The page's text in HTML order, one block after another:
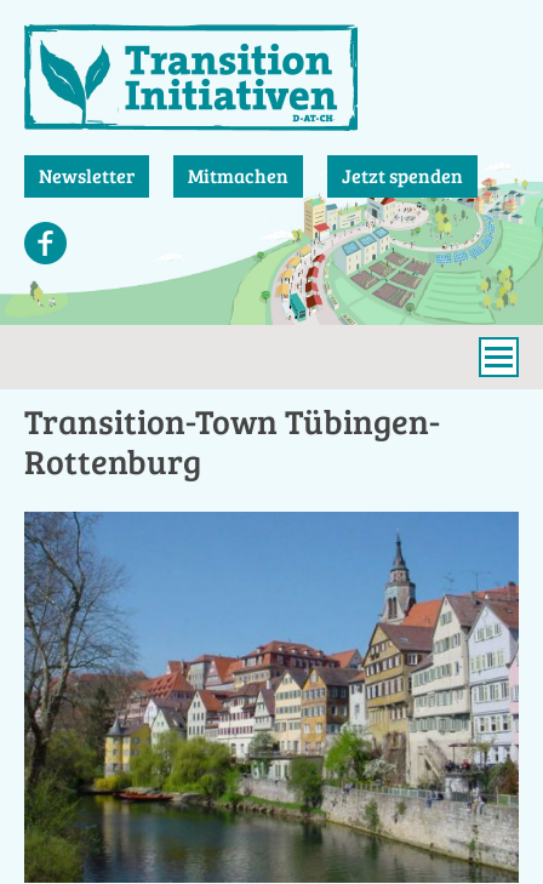
zum
Inhalt
Newsletter Mitmachen Jetzt spenden
Transition-Town Tübingen-
Rottenburg